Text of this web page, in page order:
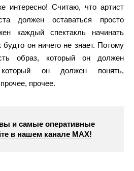
интересно! Считаю, что артист
должен оставаться просто
каждый спектакль начинать
будто он ничего не знает. Потому
образ, который он должен
который он должен понять,
прочее.
и самые оперативные
в нашем канале МАХ!